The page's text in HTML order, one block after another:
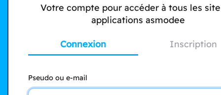
Votre compte pour accéder à tous les
applications asmodee
Connexion Inscription
Pseudo ou e-mail